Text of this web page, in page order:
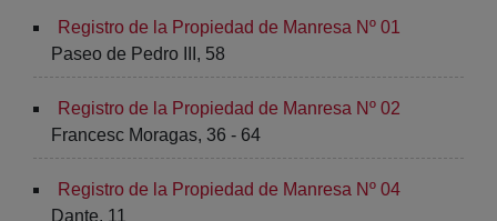
Registro de la Propiedad de Manresa Nº 01
Paseo de Pedro III, 58
Registro de la Propiedad de Manresa Nº 02
Francesc Moragas, 36 - 64
Registro de la Propiedad de Manresa Nº 04
Dante, 11